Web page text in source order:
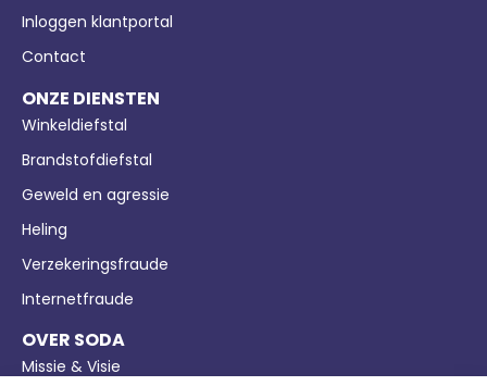
Inloggen klantportal
Contact
ONZE DIENSTEN
Winkeldiefstal
Brandstofdiefstal
Geweld en agressie
Heling
Verzekeringsfraude
Internetfraude
OVER SODA
Missie & Visie